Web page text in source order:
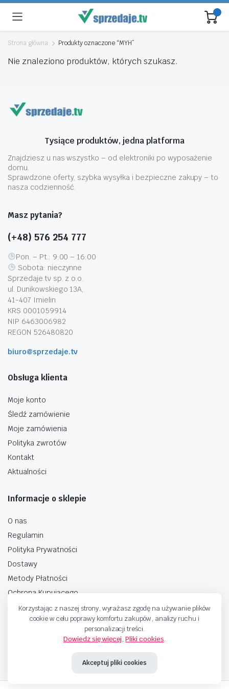
Strona główna Produkty oznaczone “MYH”
Nie znaleziono produktów, których szukasz.
Tysiące produktów, jedna platforma
Znajdziesz u nas wszystko – od elektroniki po wyposażenie
domu.
Sprawdzone oferty, szybka wysyłka i bezpieczne zakupy – to
nasza codzienność.
Masz pytania?
(+48) 576 254 777
Pon. – Pt.: 9:00 – 16:00
Sobota: nieczynne
Sprzedaje.tv sp. z o.o.
ul. Dunikowskiego 13A,
41-407 Imielin
KRS 0001059914
NIP 6463006982
REGON 526480820
biuro@sprzedaje.tv
Obsługa klienta
Moje konto
Śledź zamówienie
Moje zamówienia
Polityka zwrotów
Kontakt
Aktualności
Informacje o sklepie
O nas
Regulamin
Polityka Prywatności
Dostawy
Metody Płatności
Ochrona Kupującego
Korzystając z naszej strony, wyrażasz zgodę na używanie plików
cookie w celu poprawy komfortu zakupów, analizy ruchu i
personalizacji treści.
Dowiedz się więcej,Pliki cookies.
Akceptuj pliki cookies